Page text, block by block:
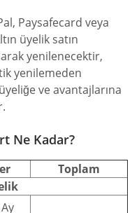
Paysafecard veya
üyelik satın
yenilenecektir,
yenilemeden
ve avantajlarına
Ne Kadar?
Toplam